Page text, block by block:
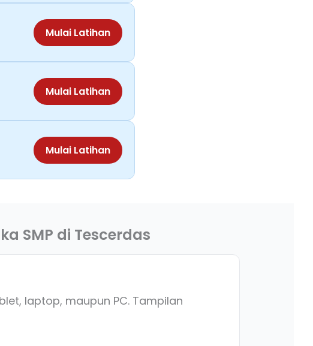
Mulai Latihan
Mulai Latihan
Mulai Latihan
SMP di Tescerdas
laptop, maupun PC. Tampilan